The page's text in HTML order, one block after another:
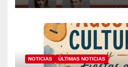
NOTICIAS ÚLTIMAS NOTICIAS